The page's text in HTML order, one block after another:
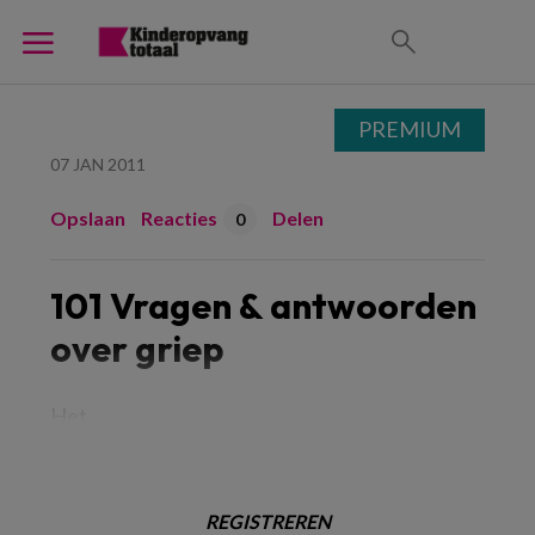
07 JAN 2011
Opslaan Reacties 0 Delen
101 Vragen & antwoorden
over griep
REGISTREREN
PREMIUM